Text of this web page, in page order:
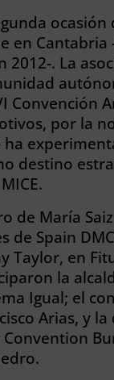
ocasión
en Cantabria
2012-. La
Convención
por la
ha
destino
de María
Spain
Taylor, en
la
Igual; el
Arias, y